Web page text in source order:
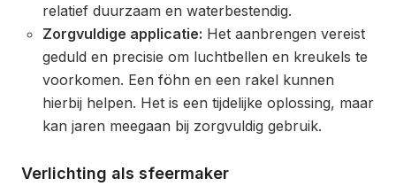
relatief duurzaam en waterbestendig.
Zorgvuldige applicatie: Het aanbrengen vereist
geduld en precisie om luchtbellen en kreukels te
voorkomen. Een föhn en een rakel kunnen
hierbij helpen. Het is een tijdelijke oplossing, maar
kan jaren meegaan bij zorgvuldig gebruik.
Verlichting als sfeermaker